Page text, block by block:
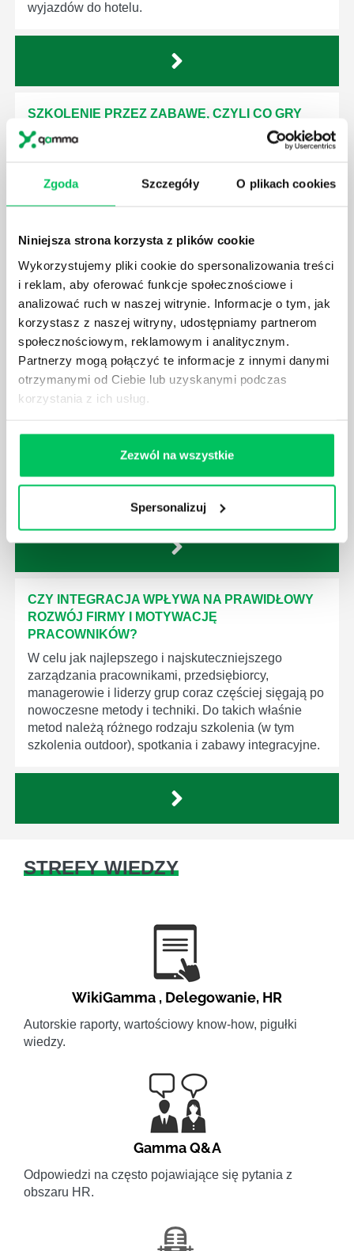
Zgoda Szczegóły O plikach cookies
Niniejsza strona korzysta z plików cookie
Wykorzystujemy pliki cookie do spersonalizowania treści
i reklam, aby oferować funkcje społecznościowe i
analizować ruch w naszej witrynie. Informacje o tym, jak
korzystasz z naszej witryny, udostępniamy partnerom
społecznościowym, reklamowym i analitycznym.
Partnerzy mogą połączyć te informacje z innymi danymi
otrzymanymi od Ciebie lub uzyskanymi podczas
korzystania z ich usług.
Zezwól na wszystkie
Spersonalizuj
wyjazdów do hotelu.
SZKOLENIE PRZEZ ZABAWĘ, CZYLI CO GRY
INTEGRACYJNE WNOSZĄ DO GRUPY?
dobrze wszystkim znanych wyjazdów hotelowych.
Obecnie tworzy się je w oparciu o team building,
scenariusza, wzmocnić więzy między pracownikami.
INTEGRACJA POD KONTROLĄ - CO POWINNO
WYRÓŻNIAĆ SZKOLENIA INTEGRACYJNE?
Wiele mówi się ostatnio o różnych formach, które
mogą przybierać szkolenia integracyjne dla firm.
jednak zawsze przyświecać idea team buildingu.
Czym on tak naprawdę jest i do czego może się
CZY INTEGRACJA WPŁYWA NA PRAWIDŁOWY
ROZWÓJ FIRMY I MOTYWACJĘ
PRACOWNIKÓW?
W celu jak najlepszego i najskuteczniejszego
zarządzania pracownikami, przedsiębiorcy,
managerowie i liderzy grup coraz częściej sięgają po
nowoczesne metody i techniki. Do takich właśnie
metod należą różnego rodzaju szkolenia (w tym
szkolenia outdoor), spotkania i zabawy integracyjne.
STREFY WIEDZY
WikiGamma , Delegowanie, HR
Autorskie raporty, wartościowy know-how, pigułki
wiedzy.
Gamma Q&A
Odpowiedzi na często pojawiające się pytania z
obszaru HR.